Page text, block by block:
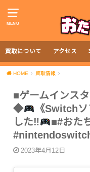
MENU
買取について アクセス
HOME 買取情報
■ゲームインス
◆
《Switch
した‼︎
■#おた
2023年4月12日